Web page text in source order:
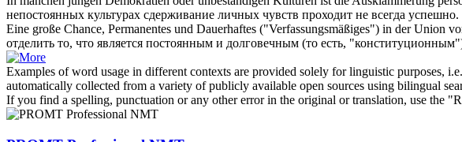
непостоянных культурах сдерживание личных чувств проходит не всегда успешно.
Eine große Chance, Permanentes und Dauerhaftes ("Verfassungsmäßiges") in der Union
отделить то, что является постоянным и долговечным (то есть,
Examples of word usage in different contexts are provided solely for linguistic purposes,
automatically collected from a variety of publicly available open sources using bilingual
If you find a spelling, punctuation or any other error in the original or translation, use the